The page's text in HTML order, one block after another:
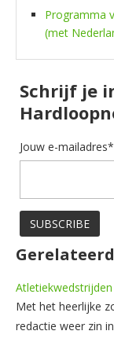
Programma
(met
Schrijf je
Jouw e-mailadres*
Met het heerlijke
redactie weer zin